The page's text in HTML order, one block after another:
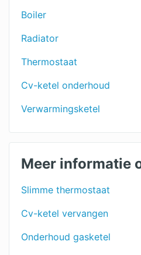
Boiler
Radiator
Thermostaat
Cv-ketel onderhoud
Verwarmingsketel
Meer informatie
Slimme thermostaat
Cv-ketel vervangen
Onderhoud gasketel